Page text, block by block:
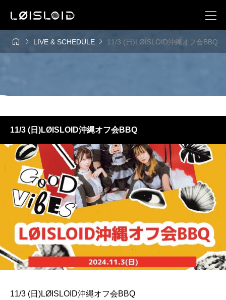
  LIVE & SCHEDULE  11/3 (日)LØISLOID沖縄オフ会BBQ
11/3 (日)LØISLOID沖縄オフ会BBQ
11/3 (日)LØISLOID沖縄オフ会BBQ